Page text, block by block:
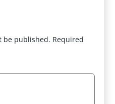
be published. Required